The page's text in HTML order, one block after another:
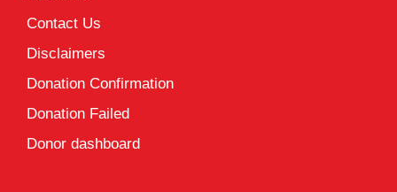
Contact Us
Disclaimers
Donation Confirmation
Donation Failed
Donor dashboard